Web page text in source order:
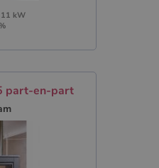
11 kW
part-en-part